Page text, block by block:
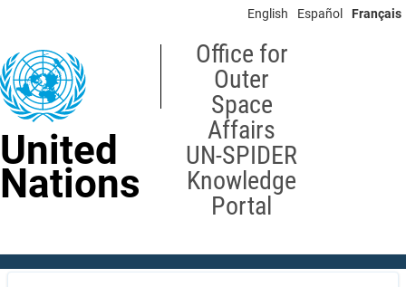
content
English Español Français
United
Nations
Office for
Outer
Space
Affairs
UN-SPIDER
Knowledge
Portal